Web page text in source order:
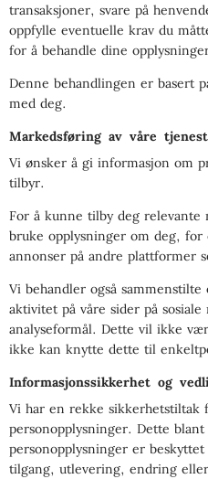
transaksjoner, svare på
oppfylle eventuelle krav du
for å behandle dine
Denne behandlingen er basert
med deg.
Markedsføring av våre
Vi ønsker å gi informasjon om
tilbyr.
For å kunne tilby deg
bruke opplysninger om deg, for
annonser på andre plattformer
Vi behandler også
aktivitet på våre sider på
analyseformål. Dette vil ikke
ikke kan knytte dette til
Informasjonssikkerhet og
Vi har en rekke sikkerhetstiltak
personopplysninger. Dette
personopplysninger er
tilgang, utlevering, endring